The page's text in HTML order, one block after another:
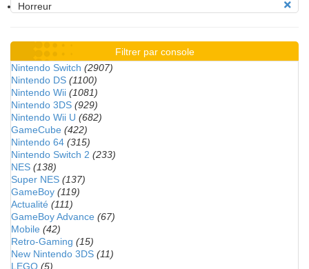
Horreur
Filtrer par console
Nintendo Switch (2907)
Nintendo DS (1100)
Nintendo Wii (1081)
Nintendo 3DS (929)
Nintendo Wii U (682)
GameCube (422)
Nintendo 64 (315)
Nintendo Switch 2 (233)
NES (138)
Super NES (137)
GameBoy (119)
Actualité (111)
GameBoy Advance (67)
Mobile (42)
Retro-Gaming (15)
New Nintendo 3DS (11)
LEGO (5)